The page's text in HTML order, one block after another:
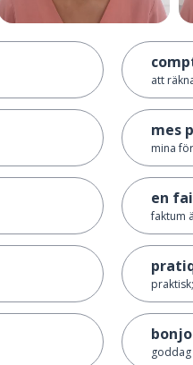
att
mes
mina
en
faktum
goddag